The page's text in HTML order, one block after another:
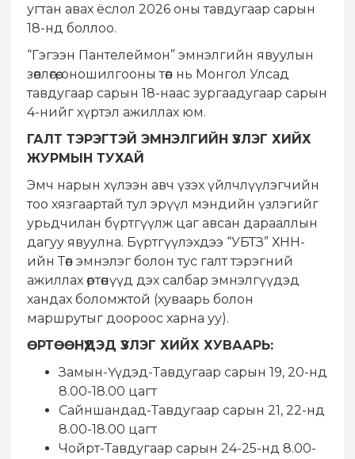
угтан авах ёслол 2026 оны тавдугаар сарын
18-нд боллоо.
“Гэгээн Пантелеймон” эмнэлгийн явуулын
зөвлөгөө, оношилгооны төв нь Монгол Улсад
тавдугаар сарын 18-наас зургаадугаар сарын
4-нийг хүртэл ажиллах юм.
ГАЛТ ТЭРЭГТЭЙ ЭМНЭЛГИЙН ҮЗЛЭГ ХИЙХ
ЖУРМЫН ТУХАЙ
Эмч нарын хүлээн авч үзэх үйлчлүүлэгчийн
тоо хязгаартай тул эрүүл мэндийн үзлэгийг
урьдчилан бүртгүүлж цаг авсан дарааллын
дагуу явуулна. Бүртгүүлэхдээ “УБТЗ” ХНН-
ийн Төв эмнэлэг болон тус галт тэрэгний
ажиллах өртөөнүүд дэх салбар эмнэлгүүдэд
хандах боломжтой (хуваарь болон
маршрутыг доороос харна уу).
ӨРТӨӨНҮҮДЭД ҮЗЛЭГ ХИЙХ ХУВААРЬ:
Замын-Үүдэд-Тавдугаар сарын 19, 20-нд
8.00-18.00 цагт
Сайншандад-Тавдугаар сарын 21, 22-нд
8.00-18.00 цагт
Чойрт-Тавдугаар сарын 24-25-нд 8.00-